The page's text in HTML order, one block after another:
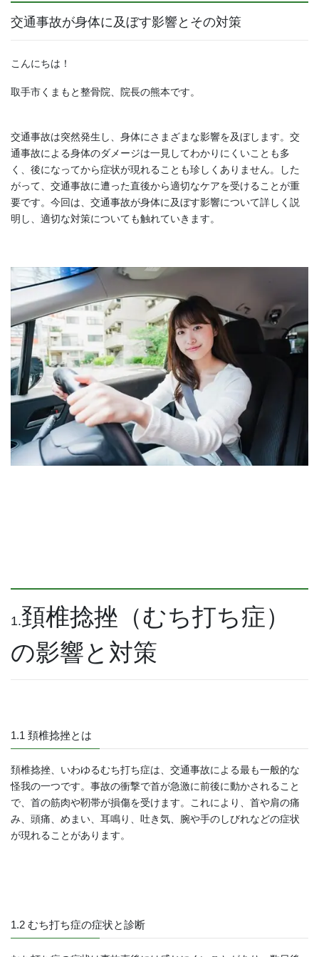
交通事故が身体に及ぼす影響とその対策
こんにちは！
取手市くまもと整骨院、院長の熊本です。
交通事故は突然発生し、身体にさまざまな影響を及ぼします。交
通事故による身体のダメージは一見してわかりにくいことも多
く、後になってから症状が現れることも珍しくありません。した
がって、交通事故に遭った直後から適切なケアを受けることが重
要です。今回は、交通事故が身体に及ぼす影響について詳しく説
明し、適切な対策についても触れていきます。
1.頚椎捻挫（むち打ち症）
の影響と対策
1.1 頚椎捻挫とは
頚椎捻挫、いわゆるむち打ち症は、交通事故による最も一般的な
怪我の一つです。事故の衝撃で首が急激に前後に動かされること
で、首の筋肉や靭帯が損傷を受けます。これにより、首や肩の痛
み、頭痛、めまい、耳鳴り、吐き気、腕や手のしびれなどの症状
が現れることがあります。
1.2 むち打ち症の症状と診断